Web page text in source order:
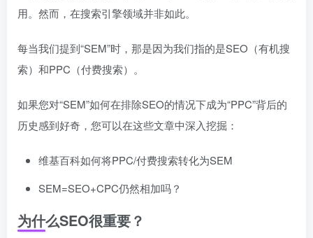
用。然而，在搜索引擎领域并非如此。
每当我们提到“SEM”时，那是因为我们指的是SEO（有机搜
索）和PPC（付费搜索）。
如果您对“SEM”如何在排除SEO的情况下成为“PPC”背后的
历史感到好奇，您可以在这些文章中深入挖掘：
维基百科如何将PPC/付费搜索转化为SEM
SEM=SEO+CPC仍然相加吗？
为什么SEO很重要？